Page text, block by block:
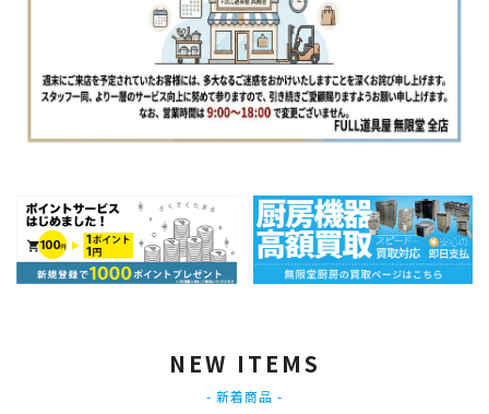
NEW ITEMS
- 新着商品 -